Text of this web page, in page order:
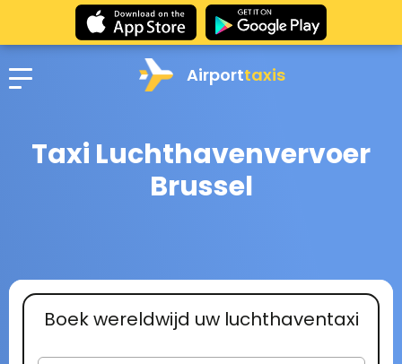
Airporttaxis
Taxi Luchthavenvervoer
Brussel
Boek wereldwijd uw luchthaventaxi